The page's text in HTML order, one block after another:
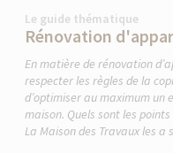
Le guide thématique
Rénovation
En matière de rénovation
respecter les règles de la
d’optimiser au maximum un
maison. Quels sont les
La Maison des Travaux les a